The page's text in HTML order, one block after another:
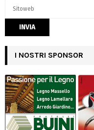
I NOSTRI SPONSOR